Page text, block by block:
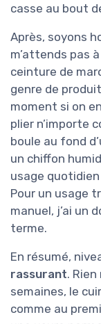
casse au bout
Après, soyons
m’attends pas
ceinture de
genre de
moment si on
plier n’importe
boule au fond
un chiffon
usage
Pour un usage
manuel, j’ai un
terme.
En résumé,
rassurant.
semaines, le
comme au